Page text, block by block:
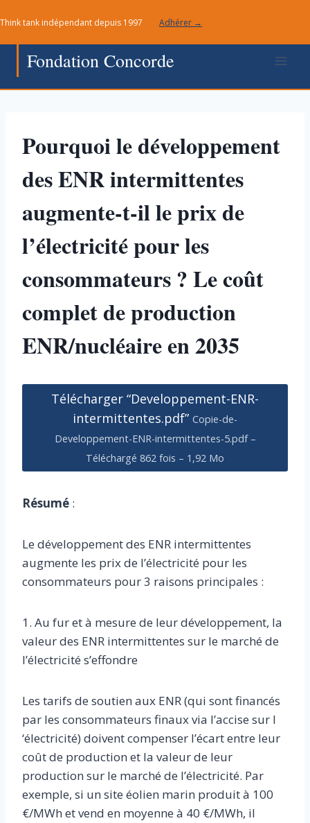
au
contenu
Think tank indépendant depuis 1997 Adhérer →
Fondation Concorde
Pourquoi le développement
des ENR intermittentes
augmente-t-il le prix de
l’électricité pour les
consommateurs ? Le coût
complet de production
ENR/nucléaire en 2035
Télécharger “Developpement-ENR-
intermittentes.pdf” Copie-de-
Developpement-ENR-intermittentes-5.pdf –
Téléchargé 862 fois – 1,92 Mo
Résumé :
Le développement des ENR intermittentes
augmente les prix de l’électricité pour les
consommateurs pour 3 raisons principales :
1. Au fur et à mesure de leur développement, la
valeur des ENR intermittentes sur le marché de
l’électricité s’effondre
Les tarifs de soutien aux ENR (qui sont financés
par les consommateurs finaux via l’accise sur l
‘électricité) doivent compenser l’écart entre leur
coût de production et la valeur de leur
production sur le marché de l’électricité. Par
exemple, si un site éolien marin produit à 100
€/MWh et vend en moyenne à 40 €/MWh, il